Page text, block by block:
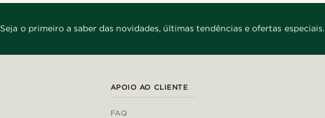
Seja o primeiro a saber das novidades, últimas tendências e ofertas especiais.
APOIO AO CLIENTE
FAQ